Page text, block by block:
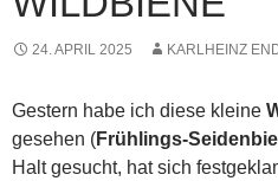
24. APRIL 2025 KARLHEINZ
Gestern habe ich diese kleine
gesehen (Frühlings-
Halt gesucht, hat sich